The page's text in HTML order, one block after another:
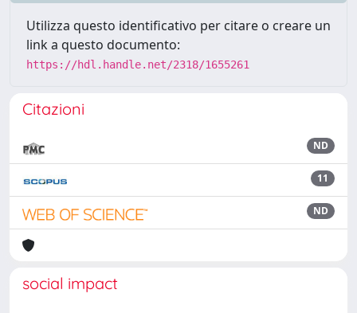
Utilizza questo identificativo per citare o creare un
link a questo documento:
https://hdl.handle.net/2318/1655261
Citazioni
ND
11
ND
social impact